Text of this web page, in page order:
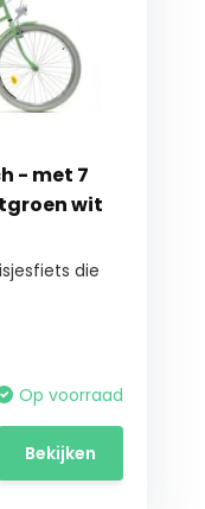
- met 7
wit
die
Op voorraad
Bekijken